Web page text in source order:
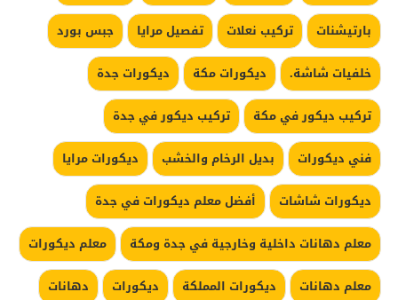
بارتيشنات
تركيب نعلات تفصيل مرايا
جبس بورد
خلفيات شاشة.
ديكورات مكة
ديكورات جدة
تركيب ديكور في مكة
تركيب ديكور في جدة
فني ديكورات
بديل الرخام والخشب
ديكورات مرايا
ديكورات شاشات
أفضل معلم ديكورات في جدة
معلم دهانات داخلية وخارجية في جدة ومكة
معلم ديكورات
معلم دهانات
ديكورات المملكة ديكورات
دهانات